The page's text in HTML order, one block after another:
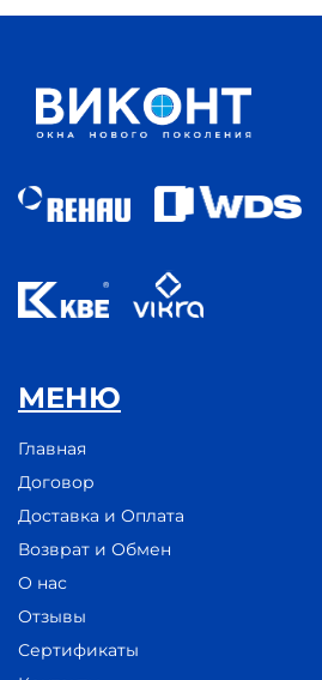
МЕНЮ
Главная
Договор
Доставка и Оплата
Возврат и Обмен
О нас
Отзывы
Сертификаты